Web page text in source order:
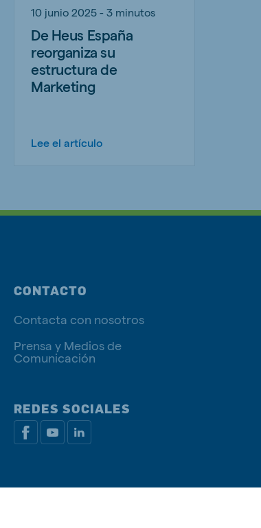
10 junio 2025 - 3 minutos
De Heus España
reorganiza su
estructura de
Marketing
Lee el artículo
CONTACTO
Contacta con nosotros
Prensa y Medios de
Comunicación
REDES SOCIALES